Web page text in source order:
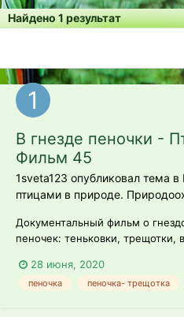
Найдено 1 результат
В гнезде пеночки -
Фильм 45
1sveta123 опубликовал тема в
птицами в природе.
Документальный фильм о
пеночек: теньковки, трещотки,
жизнерадостные весенние
сельского жителя и любителя
28 июня, 2020
пеночка пеночка- трещотка